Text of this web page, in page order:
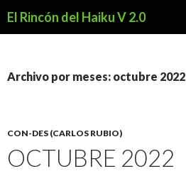
El Rincón del Haiku V 2.0
Archivo por meses: octubre 2022
CON-DES (CARLOS RUBIO)
OCTUBRE 2022